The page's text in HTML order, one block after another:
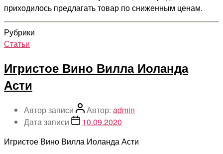
приходилось предлагать товар по сниженным ценам.
Рубрики
Статьи
Игристое Вино Вилла Иоланда
Асти
Автор записи Автор: admin
Дата записи
10.09.2020
Игристое Вино Вилла Иоланда Асти